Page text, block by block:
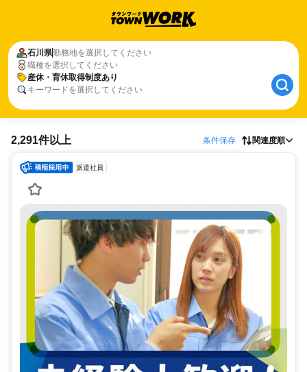
石川県勤務地を選択してください
職種を選択してください
産休・育休取得制度あり
キーワードを選択してください
2,291件以上 条件保存 関連度順
派遣社員